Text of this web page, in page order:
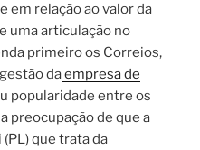
em relação ao valor da
uma articulação no
primeiro os Correios,
daempresa de
popularidade entre os
preocupação de que a
que trata da